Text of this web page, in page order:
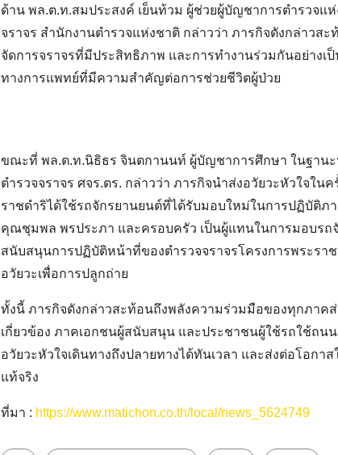
ด้าน พล.ต.ท.สมประสงค์ เย็นท้วม ผู้ช่วยผู้บัญชาการตำรวจแ
จราจร สำนักงานตำรวจแห่งชาติ กล่าวว่า ภารกิจดังกล่าวส
จัดการจราจรที่มีประสิทธิภาพ และการทำงานร่วมกันอย่าง
ทางการแพทย์ที่มีความสำคัญต่อการช่วยชีวิตผู้ป่วย
ขณะที่ พล.ต.ท.นิธิธร จินตกานนท์ ผู้บัญชาการศึกษา ในฐาน
ตำรวจจราจร ศจร.ตร. กล่าวว่า ภารกิจนำส่งอวัยวะหัวใจใน
ราชดำริได้ใช้รถจักรยานยนต์ที่ได้รับมอบใหม่ในการปฏิบัติภ
คุณชุมพล พรประภา และครอบครัว เป็นผู้แทนในการมอบรถ
สนับสนุนการปฏิบัติหน้าที่ของตำรวจจราจรโครงการพระราช
อวัยวะเพื่อการปลูกถ่าย
ทั้งนี้ ภารกิจดังกล่าวสะท้อนถึงพลังความร่วมมือของทุกภาค
เกี่ยวข้อง ภาคเอกชนผู้สนับสนุน และประชาชนผู้ใช้รถใช้ถน
อวัยวะหัวใจเดินทางถึงปลายทางได้ทันเวลา และส่งต่อโอก
แท้จริง
ที่มา : https://www.matichon.co.th/local/news_5624749